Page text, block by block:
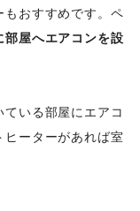
もおすすめです。ペ
部屋へエアコンを設
いる部屋にエアコ
ヒーターがあれば室